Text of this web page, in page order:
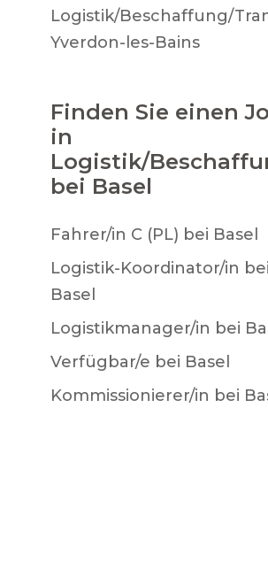
Logistik/Beschaffung/
Yverdon-les-Bains
Finden Sie einen
in
Logistik/
bei Basel
Fahrer/in C (PL) bei Basel
Logistik-Koordinator/in bei
Basel
Logistikmanager/in bei
Verfügbar/e bei Basel
Kommissionierer/in bei